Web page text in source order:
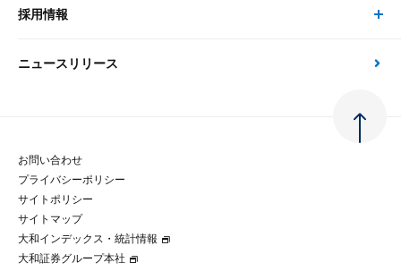
大和総研の強み
先端テクノロジーに基づく新たな価値の創出
政策分析
金融経済教育等
次世代社会への貢献
マルチステークホルダー方針
パートナーシップ構築宣言
会社情報 トップ
会社概要・役員一覧
大和総研の歩み
グループ会社
採用情報
採用情報 トップ
経験者採用
ニュースリリース
お問い合わせ
プライバシーポリシー
サイトポリシー
サイトマップ
大和インデックス・統計情報
大和証券グループ本社